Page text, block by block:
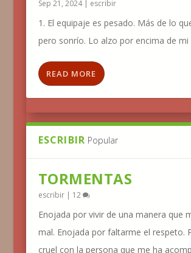
Sep 21, 2024| escribir
1. El equipaje es pesado. Más de lo
pero sonrío. Lo alzo por encima de mi
READ MORE
ESCRIBIR Popular
TORMENTAS
escribir| 12
Enojada por vivir de una manera que
mal. Enojada por faltarme el respeto.
cruel con la persona que me ha